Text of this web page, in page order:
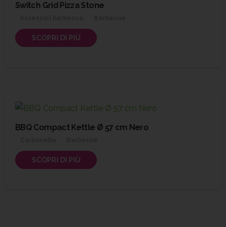
Switch Grid Pizza Stone
SCOPRI DI PIÙ
BBQ Compact Kettle Ø 57 cm Nero
SCOPRI DI PIÙ